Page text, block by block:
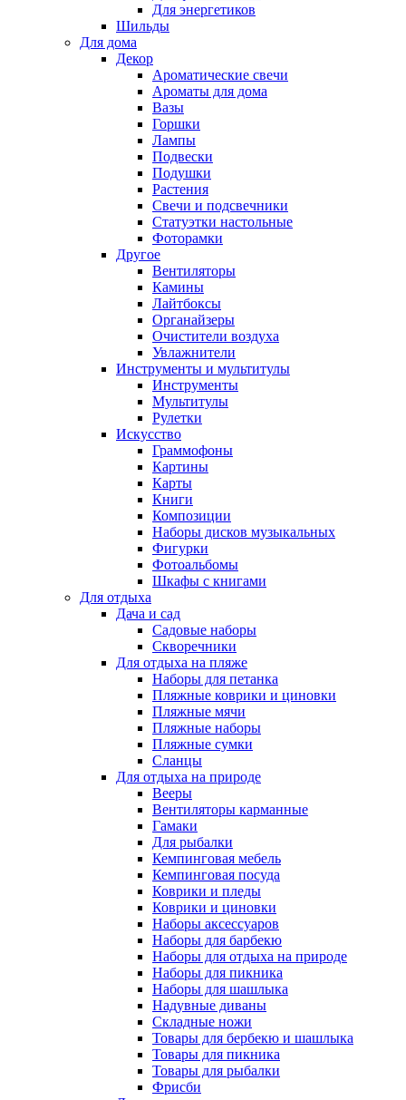
Для энергетиков
Шильды
Для дома
Декор
Ароматические свечи
Ароматы для дома
Вазы
Горшки
Лампы
Подвески
Подушки
Растения
Свечи и подсвечники
Статуэтки настольные
Фоторамки
Другое
Вентиляторы
Камины
Лайтбоксы
Органайзеры
Очистители воздуха
Увлажнители
Инструменты и мультитулы
Инструменты
Мультитулы
Рулетки
Искусство
Граммофоны
Картины
Карты
Книги
Композиции
Наборы дисков музыкальных
Фигурки
Фотоальбомы
Шкафы с книгами
Для отдыха
Дача и сад
Садовые наборы
Скворечники
Для отдыха на пляже
Наборы для петанка
Пляжные коврики и циновки
Пляжные мячи
Пляжные наборы
Пляжные сумки
Сланцы
Для отдыха на природе
Вееры
Вентиляторы карманные
Гамаки
Для рыбалки
Кемпинговая мебель
Кемпинговая посуда
Коврики и пледы
Коврики и циновки
Наборы аксессуаров
Наборы для барбекю
Наборы для отдыха на природе
Наборы для пикника
Наборы для шашлыка
Надувные диваны
Складные ножи
Товары для бербекю и шашлыка
Товары для пикника
Товары для рыбалки
Фрисби